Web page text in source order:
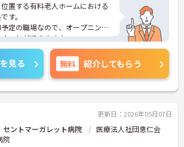
置する有料老人ホームにおける
す。
定の職場なので、オープニング
ことができます♪
！お子さまのいる方も働きやす
面接ポイントをお伝えしますの
合わせください！
見る 無料 紹介してもらう
更新日：2026年05月07日
ントマーガレット病院
医療法人社団恵仁会
院